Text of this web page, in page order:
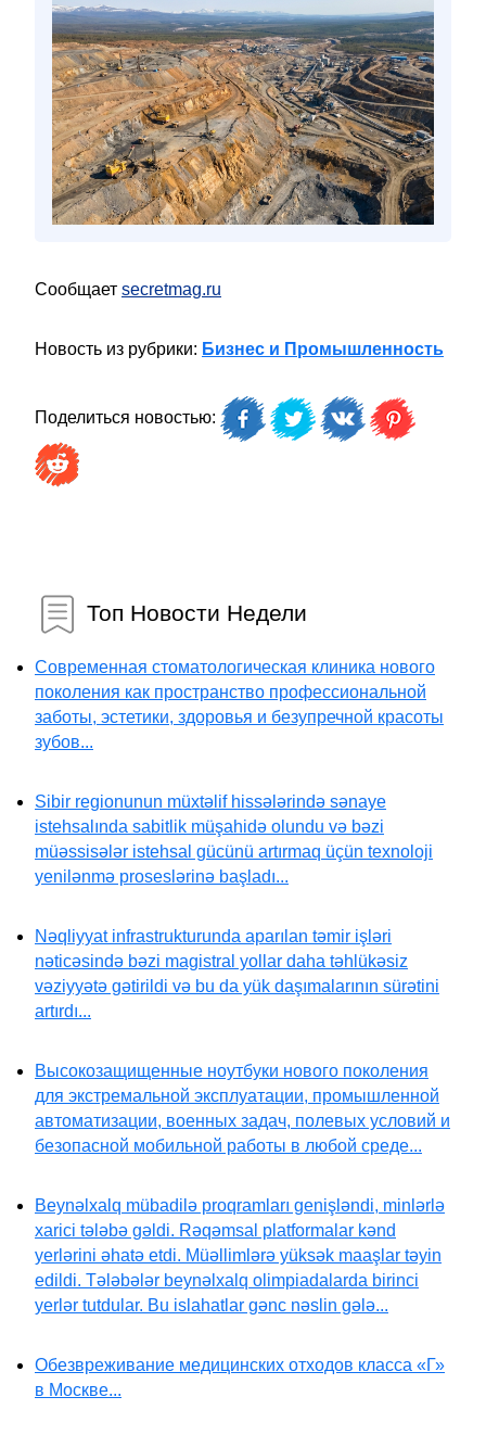
Сообщает secretmag.ru
Новость из рубрики: Бизнес и Промышленность
Поделиться новостью:
Топ Новости Недели
Современная стоматологическая клиника нового
поколения как пространство профессиональной
заботы, эстетики, здоровья и безупречной красоты
зубов...
Sibir regionunun müxtəlif hissələrində sənaye
istehsalında sabitlik müşahidə olundu və bəzi
müəssisələr istehsal gücünü artırmaq üçün texnoloji
yenilənmə proseslərinə başladı...
Nəqliyyat infrastrukturunda aparılan təmir işləri
nəticəsində bəzi magistral yollar daha təhlükəsiz
vəziyyətə gətirildi və bu da yük daşımalarının sürətini
artırdı...
Высокозащищенные ноутбуки нового поколения
для экстремальной эксплуатации, промышленной
автоматизации, военных задач, полевых условий и
безопасной мобильной работы в любой среде...
Beynəlxalq mübadilə proqramları genişləndi, minlərlə
xarici tələbə gəldi. Rəqəmsal platformalar kənd
yerlərini əhatə etdi. Müəllimlərə yüksək maaşlar təyin
edildi. Tələbələr beynəlxalq olimpiadalarda birinci
yerlər tutdular. Bu islahatlar gənc nəslin gələ...
Обезвреживание медицинских отходов класса «Г»
в Москве...